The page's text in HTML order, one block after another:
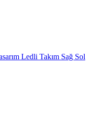
Ledli Takım Sağ Sol